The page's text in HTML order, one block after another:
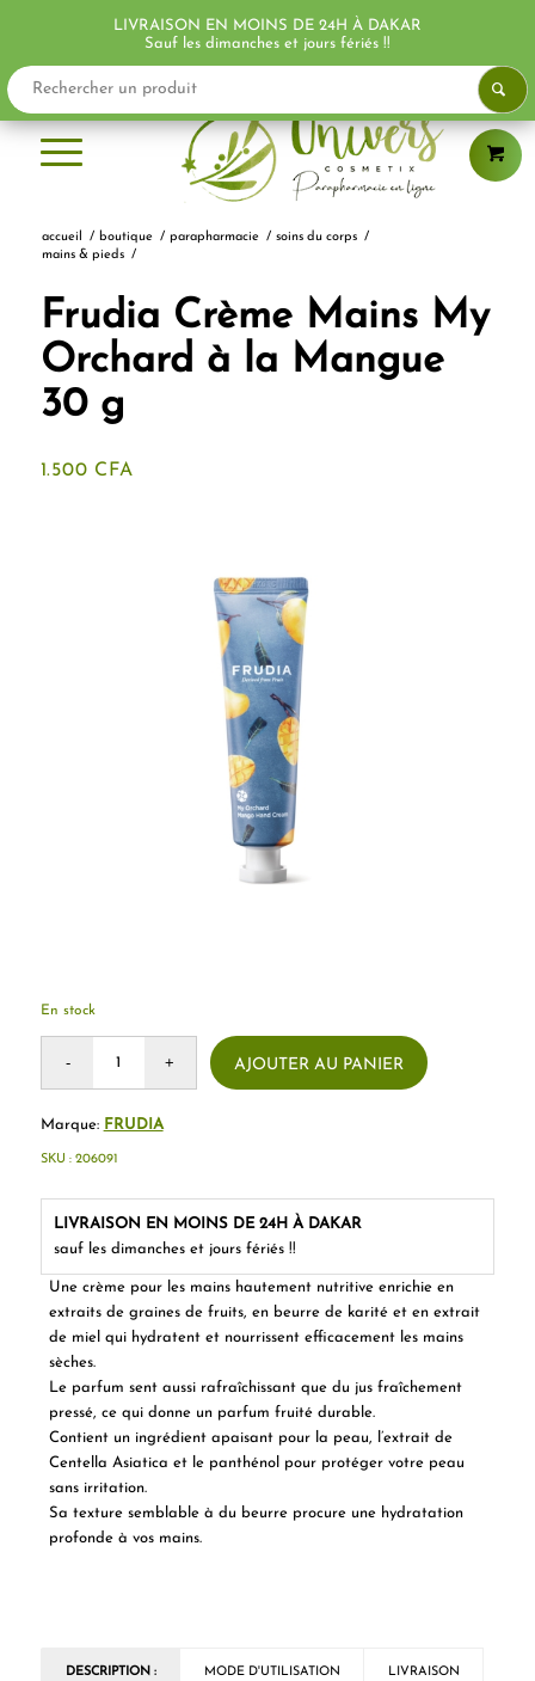
accueil / boutique / parapharmacie / soins du corps /
mains & pieds /
Frudia Crème Mains My
Orchard à la Mangue
30 g
1.500 CFA
Une crème pour les mains hautement nutritive enrichie en
extraits de graines de fruits, en beurre de karité et en extrait
de miel qui hydratent et nourrissent efficacement les mains
sèches.
Le parfum sent aussi rafraîchissant que du jus fraîchement
pressé, ce qui donne un parfum fruité durable.
Contient un ingrédient apaisant pour la peau, l’extrait de
Centella Asiatica et le panthénol pour protéger votre peau
sans irritation.
Sa texture semblable à du beurre procure une hydratation
profonde à vos mains.
En stock
AJOUTER AU PANIER
Marque: FRUDIA
LIVRAISON EN MOINS DE 24H À DAKAR
sauf les dimanches et jours fériés !!
SKU : 206091
DESCRIPTION : MODE D'UTILISATION LIVRAISON
LIVRAISON EN MOINS DE 24H À DAKAR
Sauf les dimanches et jours fériés !!